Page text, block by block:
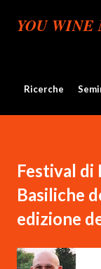
YOU
Ricerche
Festival di
Basiliche
edizione